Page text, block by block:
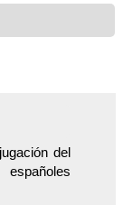
del